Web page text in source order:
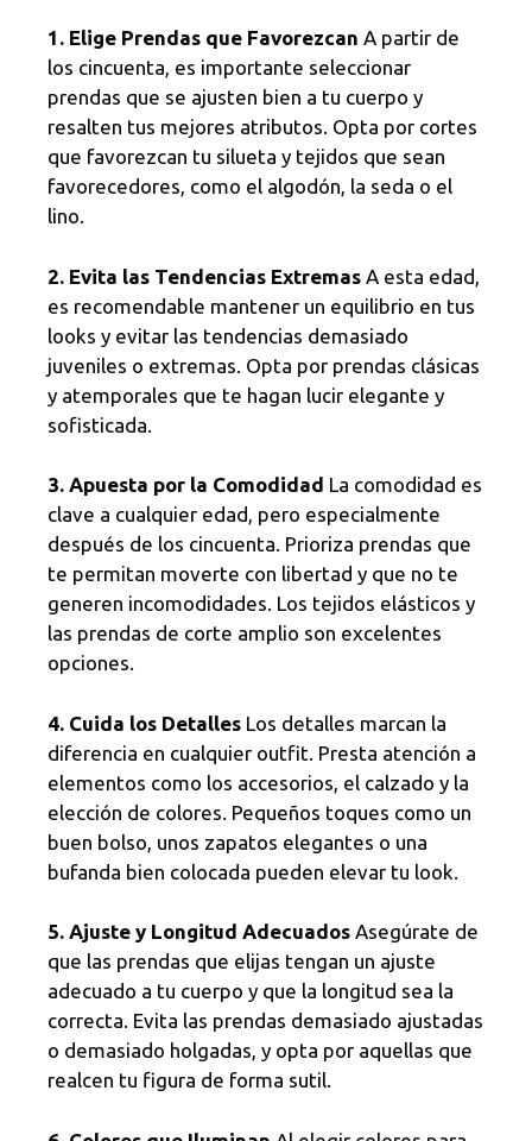
1. Elige Prendas que Favorezcan A partir de
los cincuenta, es importante seleccionar
prendas que se ajusten bien a tu cuerpo y
resalten tus mejores atributos. Opta por cortes
que favorezcan tu silueta y tejidos que sean
favorecedores, como el algodón, la seda o el
lino.
2. Evita las Tendencias Extremas A esta edad,
es recomendable mantener un equilibrio en tus
looks y evitar las tendencias demasiado
juveniles o extremas. Opta por prendas clásicas
y atemporales que te hagan lucir elegante y
sofisticada.
3. Apuesta por la Comodidad La comodidad es
clave a cualquier edad, pero especialmente
después de los cincuenta. Prioriza prendas que
te permitan moverte con libertad y que no te
generen incomodidades. Los tejidos elásticos y
las prendas de corte amplio son excelentes
opciones.
4. Cuida los Detalles Los detalles marcan la
diferencia en cualquier outfit. Presta atención a
elementos como los accesorios, el calzado y la
elección de colores. Pequeños toques como un
buen bolso, unos zapatos elegantes o una
bufanda bien colocada pueden elevar tu look.
5. Ajuste y Longitud Adecuados Asegúrate de
que las prendas que elijas tengan un ajuste
adecuado a tu cuerpo y que la longitud sea la
correcta. Evita las prendas demasiado ajustadas
o demasiado holgadas, y opta por aquellas que
realcen tu figura de forma sutil.